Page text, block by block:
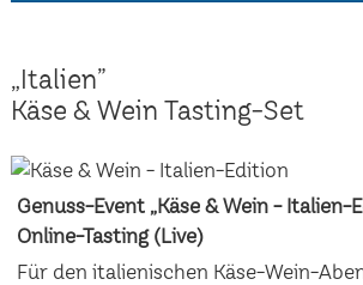
„Italien”
Käse & Wein Tasting-Set
Genuss-Event „Käse & Wein - Italien-
Online-Tasting (Live)
Für den italienischen Käse-Wein-